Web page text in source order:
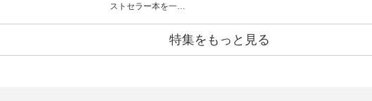
ストセラー本を一…
特集をもっと見る